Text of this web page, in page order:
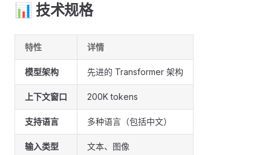
📊 技术规格
特性 详情
模型架构 先进的 Transformer 架构
上下文窗口 200K tokens
支持语言 多种语言（包括中文）
输入类型 文本、图像